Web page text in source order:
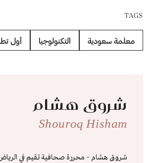
TAGS
معلمة سعودية التكنولوجيا أول
شروق هشام
Shouroq Hisham